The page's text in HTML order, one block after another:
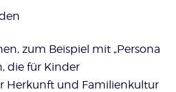
zum Beispiel mit „Persona
die für Kinder
Herkunft und Familienkultur